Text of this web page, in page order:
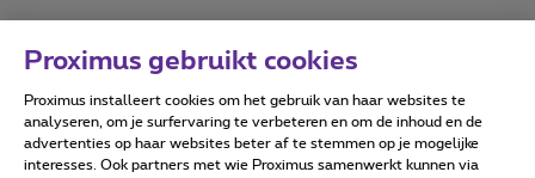
Forumvoorwaarden Accessibility statement
Proximus gebruikt cookies
Proximus installeert cookies om het gebruik van haar websites te
analyseren, om je surfervaring te verbeteren en om de inhoud en de
advertenties op haar websites beter af te stemmen op je mogelijke
interesses. Ook partners met wie Proximus samenwerkt kunnen via